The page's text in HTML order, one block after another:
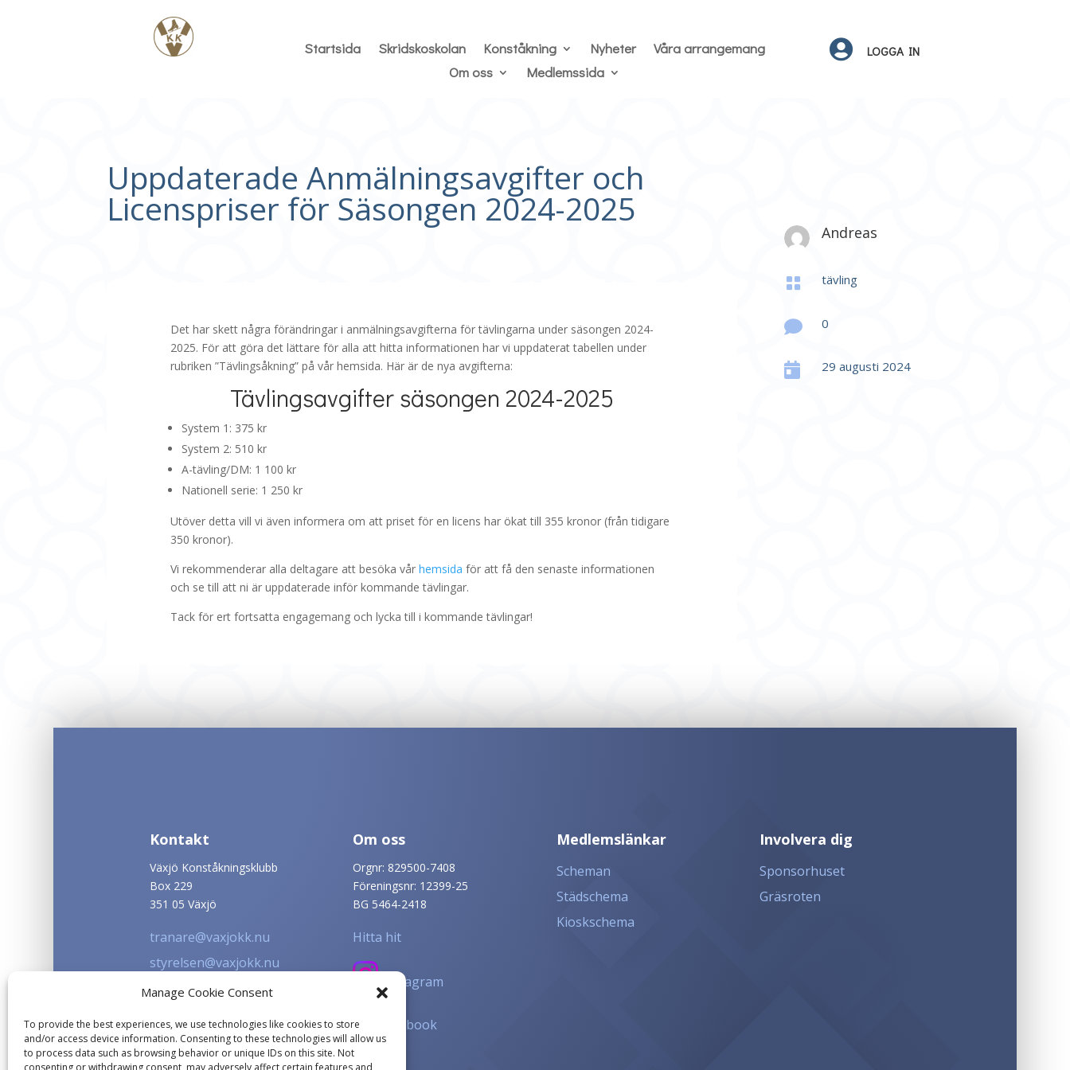
Manage Cookie Consent
To provide the best experiences, we use technologies like cookies to store
and/or access device information. Consenting to these technologies will allow us
to process data such as browsing behavior or unique IDs on this site. Not
consenting or withdrawing consent, may adversely affect certain features and
Startsida Skridskoskolan Konståkning Nyheter
Våra arrangemang
Om oss
Medlemssida
 LOGGA IN
Uppdaterade Anmälningsavgifter och
Licenspriser för Säsongen 2024-2025
Det har skett några förändringar i anmälningsavgifterna för tävlingarna under säsongen 2024-
2025. För att göra det lättare för alla att hitta informationen har vi uppdaterat tabellen under
rubriken ”Tävlingsåkning” på vår hemsida. Här är de nya avgifterna:
Tävlingsavgifter säsongen 2024-2025
System 1: 375 kr
System 2: 510 kr
A-tävling/DM: 1 100 kr
Nationell serie: 1 250 kr
Utöver detta vill vi även informera om att priset för en licens har ökat till 355 kronor (från tidigare
350 kronor).
Vi rekommenderar alla deltagare att besöka vår hemsida för att få den senaste informationen
och se till att ni är uppdaterade inför kommande tävlingar.
Tack för ert fortsatta engagemang och lycka till i kommande tävlingar!
Andreas
 tävling
 0
 29 augusti 2024
Kontakt
Växjö Konståkningsklubb
Box 229
351 05 Växjö
tranare@vaxjokk.nu
styrelsen@vaxjokk.nu
info@vaxjokk.nu
Om oss
Orgnr: 829500-7408
Föreningsnr: 12399-25
BG 5464-2418
Hitta hit
Instagram
Facebook
Medlemslänkar
Scheman
Städschema
Kioskschema
Involvera dig
Sponsorhuset
Gräsroten